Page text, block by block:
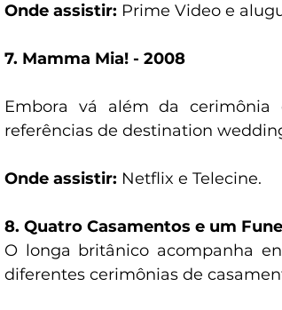
Onde assistir: Prime Video e
7. Mamma Mia! - 2008
Embora vá além da
referências de destination
Onde assistir: Netflix e Telecine.
8. Quatro Casamentos e um
O longa britânico acompanha
diferentes cerimônias de